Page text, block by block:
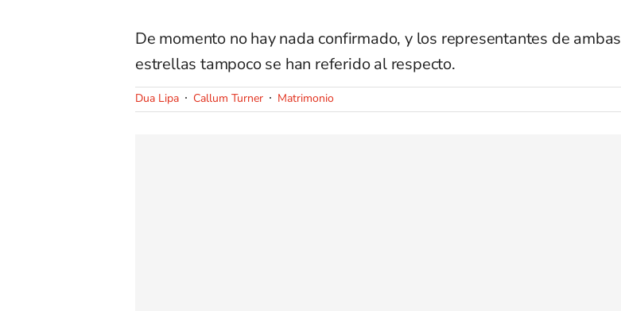
De momento no hay nada confirmado, y los representantes de ambas
estrellas tampoco se han referido al respecto.
Dua Lipa Callum Turner Matrimonio